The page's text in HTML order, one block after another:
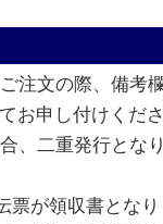
注文の際、備考
お申し付けくだ
、二重発行とな
が領収書となり